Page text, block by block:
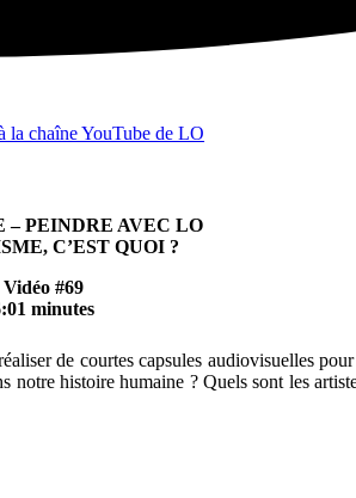
la chaîne YouTube de LO
– PEINDRE AVEC LO
C’EST QUOI ?
Vidéo #69
minutes
de courtes capsules audiovisuelles
histoire humaine ? Quels sont les